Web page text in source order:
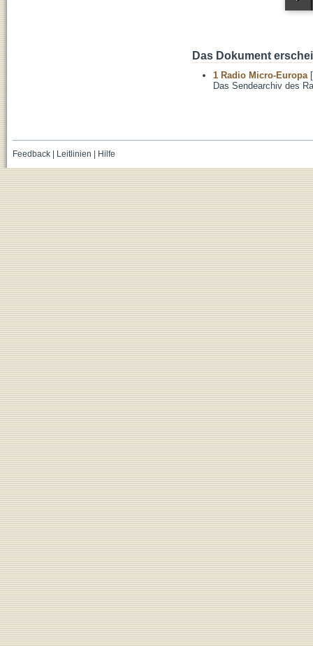
Das Dokument
1 Radio Micro-Europa
Das Sendearchiv des
Feedback| Leitlinien Hilfe